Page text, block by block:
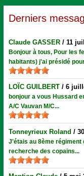
Derniers
Claude GASSER /11
Bonjour à tous, Pour les
habitants) j'ai présidé
LOÏC GUILBERT /6
bonjour a vous Hussard
A/C Vauvan M/C...
Tonneyrieux Roland /
J'étais au 8ème
recherche des copains...